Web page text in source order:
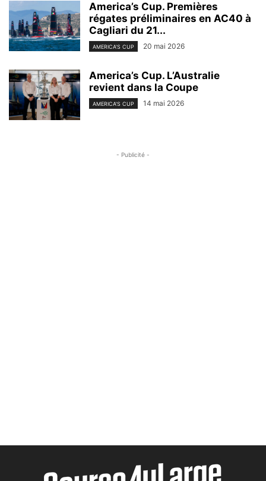
America’s Cup. Premières
régates préliminaires en AC40 à
Cagliari du 21...
AMERICA'S CUP 20 mai 2026
America’s Cup. L’Australie
revient dans la Coupe
AMERICA'S CUP 14 mai 2026
- Publicité -